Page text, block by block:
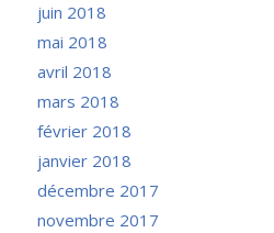
juin 2018
mai 2018
avril 2018
mars 2018
février 2018
janvier 2018
décembre 2017
novembre 2017